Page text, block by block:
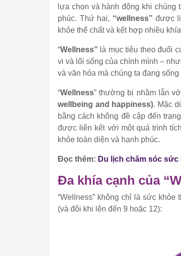
lựa chọn và hành động khi
phúc. Thứ hai, “wellness” được
khỏe thể chất và kết hợp nhiều
“Wellness” là mục tiêu theo đuổi
vi và lối sống của chính mình –
và văn hóa mà chúng ta đang sống
“Wellness” thường bị nhầm lẫn
wellbeing and happiness). Mặc
bằng cách không đề cập đến
được liên kết với một quá trình
khỏe toàn diện và hạnh phúc.
Đọc thêm: Du lịch chăm sóc
Đa khía cạnh của
“Wellness” không chỉ là sức
(và đôi khi lên đến 9 hoặc 12):